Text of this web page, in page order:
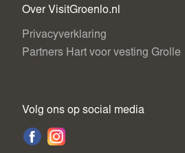
Over VisitGroenlo.nl
Privacyverklaring
Partners Hart voor vesting Grolle
Volg ons op social media